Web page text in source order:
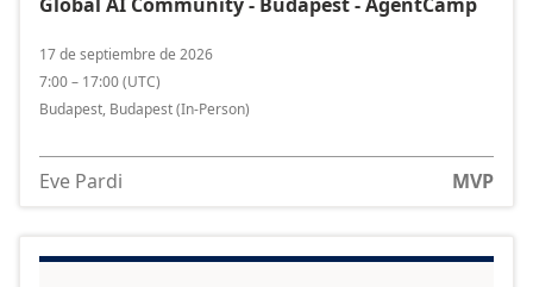
17 de septiembre de 2026
7:00 – 17:00(UTC)
Budapest, Budapest(In-Person)
Eve Pardi MVP